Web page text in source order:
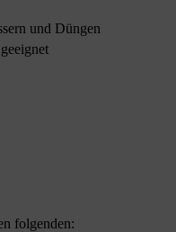
und Düngen
folgenden: